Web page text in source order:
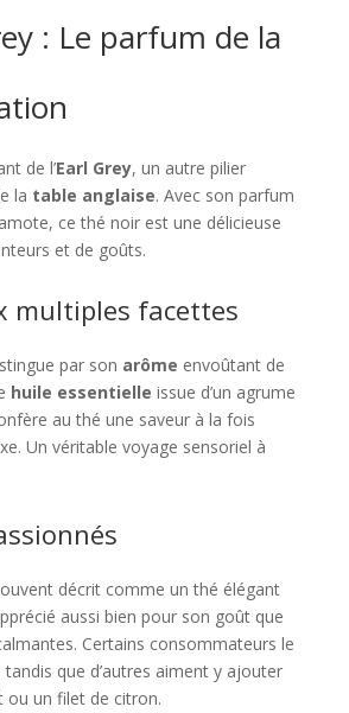
: Le parfum de la
de l’Earl Grey, un autre pilier
la table anglaise. Avec son parfum
ce thé noir est une délicieuse
et de goûts.
multiples facettes
par son arôme envoûtant de
huile essentielle issue d’un agrume
au thé une saveur à la fois
Un véritable voyage sensoriel à
décrit comme un thé élégant
aussi bien pour son goût que
Certains consommateurs le
que d’autres aiment y ajouter
ou un filet de citron.